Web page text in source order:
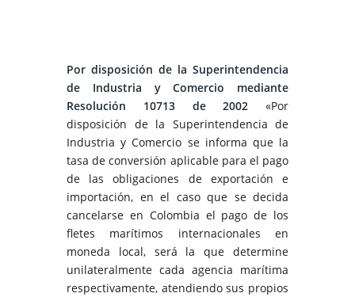
Por disposición de la Superintendencia
de Industria y Comercio mediante
Resolución 10713 de 2002 «Por
disposición de la Superintendencia de
Industria y Comercio se informa que la
tasa de conversión aplicable para el pago
de las obligaciones de exportación e
importación, en el caso que se decida
cancelarse en Colombia el pago de los
fletes marítimos internacionales en
moneda local, será la que determine
unilateralmente cada agencia marítima
respectivamente, atendiendo sus propios